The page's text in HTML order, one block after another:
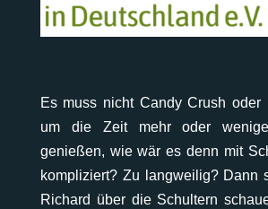
Es muss nicht Candy Crush oder
um die Zeit mehr oder
genießen, wie wär es denn mit
kompliziert? Zu langweilig? Dann
Richard über die Schultern